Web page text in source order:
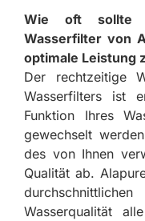
Wie oft sollte
Wasserfilter von
optimale Leistung
Der rechtzeitige
Wasserfilters ist
Funktion Ihres
gewechselt
des von Ihnen
Qualität ab.
Wasserqualität